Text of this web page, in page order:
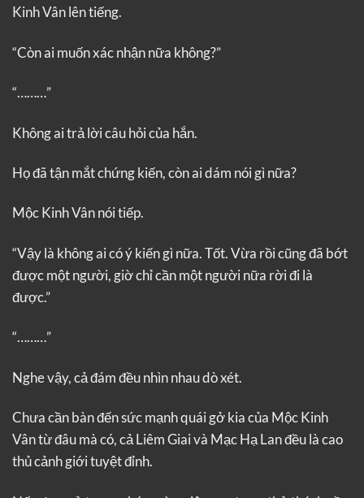
Kinh Vân lên tiếng.
“Còn ai muốn xác nhận nữa không?”
“………”
Không ai trả lời câu hỏi của hắn.
Họ đã tận mắt chứng kiến, còn ai dám nói gì nữa?
Mộc Kinh Vân nói tiếp.
“Vậy là không ai có ý kiến gì nữa. Tốt. Vừa rồi cũng đã bớt
được một người, giờ chỉ cần một người nữa rời đi là
được.”
“………”
Nghe vậy, cả đám đều nhìn nhau dò xét.
Chưa cần bàn đến sức mạnh quái gở kia của Mộc Kinh
Vân từ đâu mà có, cả Liêm Giai và Mạc Hạ Lan đều là cao
thủ cảnh giới tuyệt đỉnh.